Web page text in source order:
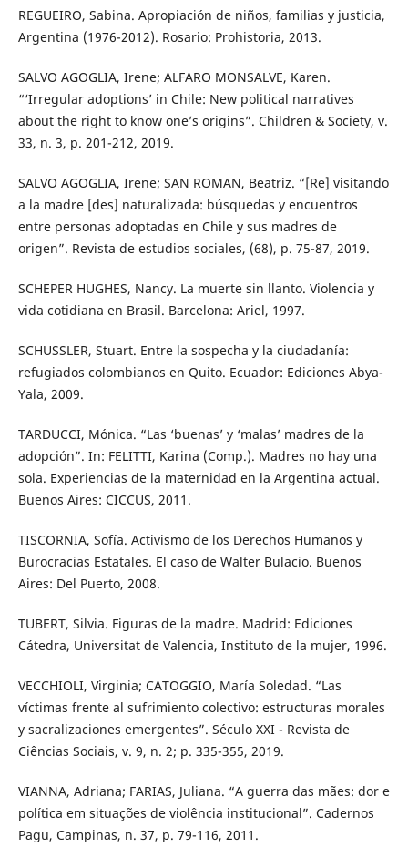
REGUEIRO, Sabina. Apropiación de niños, familias y justicia,
Argentina (1976-2012). Rosario: Prohistoria, 2013.
SALVO AGOGLIA, Irene; ALFARO MONSALVE, Karen.
“‘Irregular adoptions’ in Chile: New political narratives
about the right to know one’s origins”. Children & Society, v.
33, n. 3, p. 201-212, 2019.
SALVO AGOGLIA, Irene; SAN ROMAN, Beatriz. “[Re] visitando
a la madre [des] naturalizada: búsquedas y encuentros
entre personas adoptadas en Chile y sus madres de
origen”. Revista de estudios sociales, (68), p. 75-87, 2019.
SCHEPER HUGHES, Nancy. La muerte sin llanto. Violencia y
vida cotidiana en Brasil. Barcelona: Ariel, 1997.
SCHUSSLER, Stuart. Entre la sospecha y la ciudadanía:
refugiados colombianos en Quito. Ecuador: Ediciones Abya-
Yala, 2009.
TARDUCCI, Mónica. “Las ‘buenas’ y ‘malas’ madres de la
adopción”. In: FELITTI, Karina (Comp.). Madres no hay una
sola. Experiencias de la maternidad en la Argentina actual.
Buenos Aires: CICCUS, 2011.
TISCORNIA, Sofía. Activismo de los Derechos Humanos y
Burocracias Estatales. El caso de Walter Bulacio. Buenos
Aires: Del Puerto, 2008.
TUBERT, Silvia. Figuras de la madre. Madrid: Ediciones
Cátedra, Universitat de Valencia, Instituto de la mujer, 1996.
VECCHIOLI, Virginia; CATOGGIO, María Soledad. “Las
víctimas frente al sufrimiento colectivo: estructuras morales
y sacralizaciones emergentes”. Século XXI - Revista de
Ciências Sociais, v. 9, n. 2; p. 335-355, 2019.
VIANNA, Adriana; FARIAS, Juliana. “A guerra das mães: dor e
política em situações de violência institucional”. Cadernos
Pagu, Campinas, n. 37, p. 79-116, 2011.